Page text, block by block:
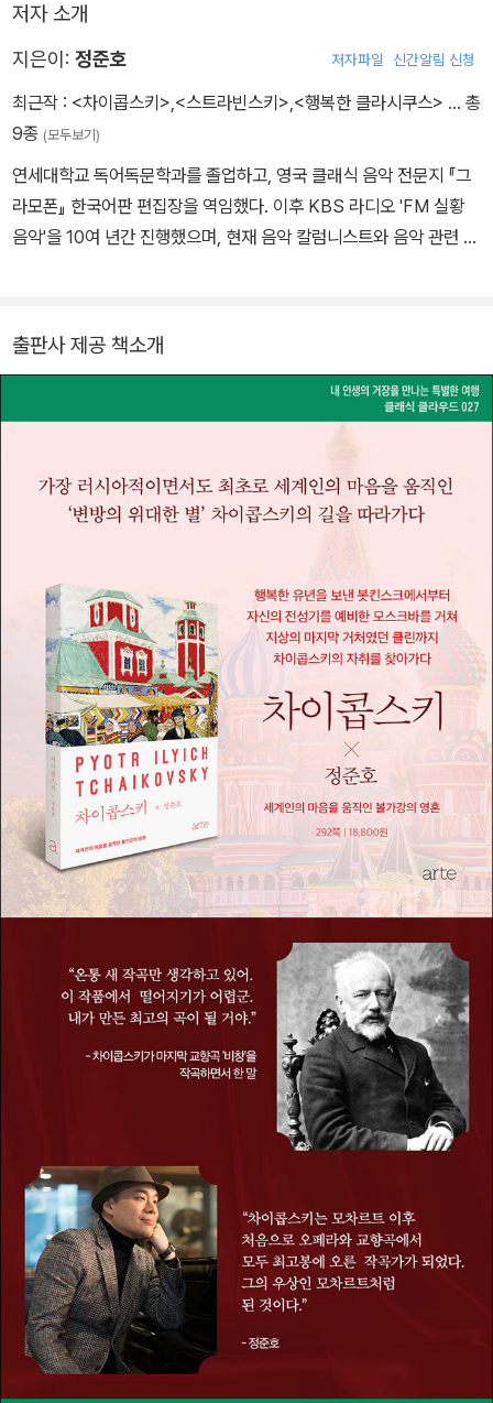
저자 소개
지은이: 정준호 저자파일 신간알림 신청
최근작 : <차이콥스키>,<스트라빈스키>,<행복한 클라시쿠스> … 총
9종 (모두보기)
연세대학교 독어독문학과를 졸업하고, 영국 클래식 음악 전문지 『그
라모폰』 한국어판 편집장을 역임했다. 이후 KBS 라디오 'FM 실황
음악'을 10여 년간 진행했으며, 현재 음악 칼럼니스트와 음악 관련 강
출판사 제공 책소개